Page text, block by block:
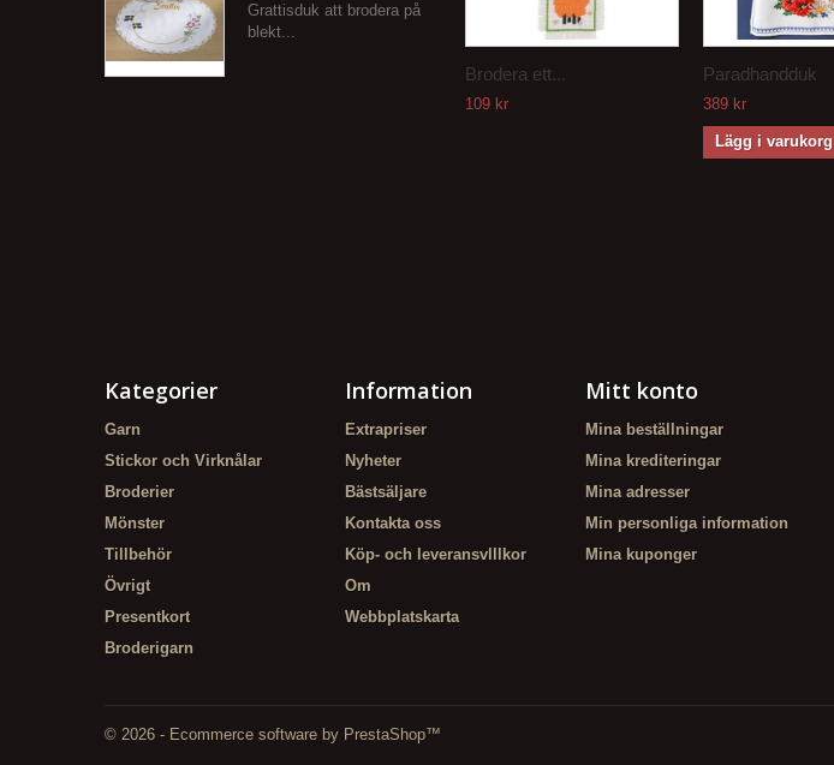
Grattisduk att brodera på
blekt...
Brodera ett...
109 kr
Paradhandduk
389 kr
Lägg i varukorg
Kategorier
Garn
Stickor och Virknålar
Broderier
Mönster
Tillbehör
Övrigt
Presentkort
Broderigarn
Information
Extrapriser
Nyheter
Bästsäljare
Kontakta oss
Köp- och leveransvlllkor
Om
Webbplatskarta
© 2026 - Ecommerce software by PrestaShop™
Mitt konto
Mina beställningar
Mina krediteringar
Mina adresser
Min personliga information
Mina kuponger